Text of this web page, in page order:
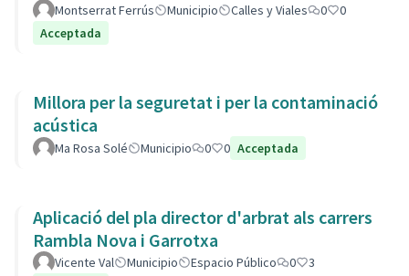
Montserrat Ferrús Municipio Calles y Viales 0
0
Acceptada
Millora per la seguretat i per la contaminació
acústica
Ma Rosa Solé Municipio 0 0 Acceptada
Aplicació del pla director d'arbrat als carrers
Rambla Nova i Garrotxa
Vicente Val Municipio Espacio Público 0
3